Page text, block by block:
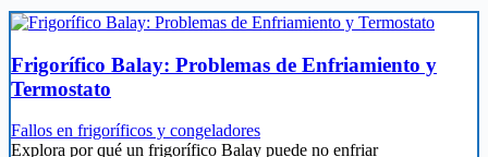
Frigorífico Balay: Problemas de Enfriamiento y
Termostato
Fallos en frigoríficos y congeladores
Explora por qué un frigorífico Balay puede no enfriar